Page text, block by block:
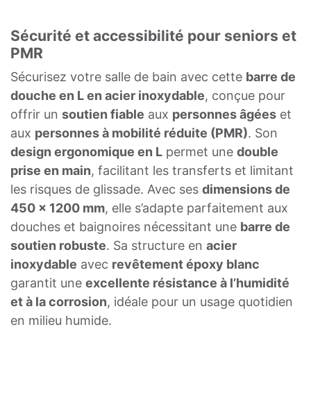
Sécurité et accessibilité pour seniors et
PMR
Sécurisez votre salle de bain avec cette barre de
douche en L en acier inoxydable, conçue pour
offrir un soutien fiable aux personnes âgées et
aux personnes à mobilité réduite (PMR). Son
design ergonomique en L permet une double
prise en main, facilitant les transferts et limitant
les risques de glissade. Avec ses dimensions de
450 x 1200 mm, elle s’adapte parfaitement aux
douches et baignoires nécessitant une barre de
soutien robuste. Sa structure en acier
inoxydable avec revêtement époxy blanc
garantit une excellente résistance à l’humidité
et à la corrosion, idéale pour un usage quotidien
en milieu humide.